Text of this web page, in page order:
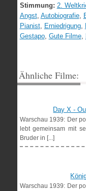
Stimmung: 2.
Angst, Autobiografie,
Pianist, Erniedrigung,
Gestapo, Gute Filme,
Ähnliche Filme:
Day X -
Warschau 1939: Der
lebt gemeinsam mit
Bruder in [...]
Warschau 1939: Der